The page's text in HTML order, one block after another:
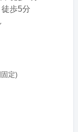
歩5分
定)